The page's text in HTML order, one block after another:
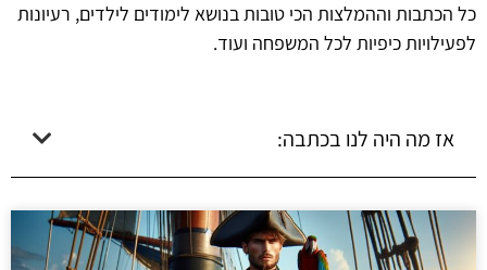
כל הכתבות וההמלצות הכי טובות בנושא לימודים לילדים, רעיונות
לפעילויות כיפיות לכל המשפחה ועוד.
אז מה היה לנו בכתבה: